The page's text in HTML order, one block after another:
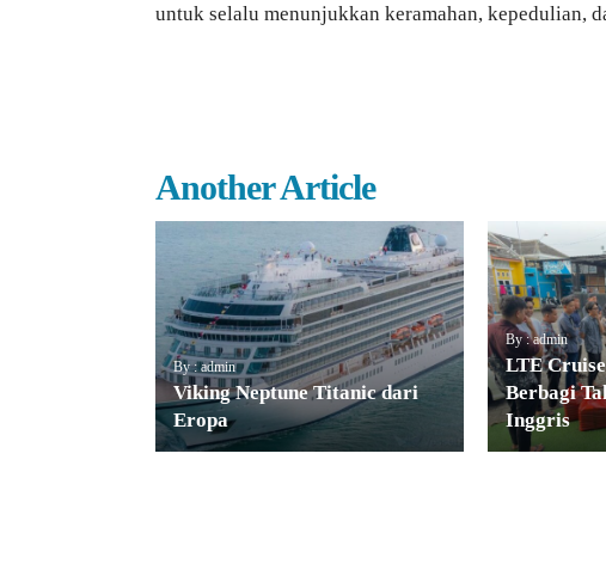
untuk selalu menunjukkan keramahan, kepedulian,
Another Article
By : admin
Viking Neptune Titanic dari
Eropa
By : admin
LTE
Berbagi
Inggris